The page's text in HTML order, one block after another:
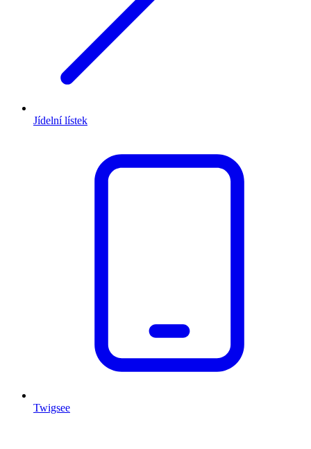
Jídelní lístek
Twigsee